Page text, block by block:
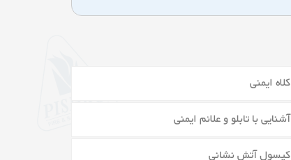
کلاه ایمنی
آشنایی با تابلو و علائم ایمنی
کپسول آتش نشانی